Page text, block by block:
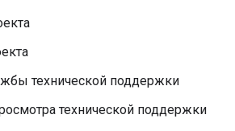
технической поддержки
технической поддержки